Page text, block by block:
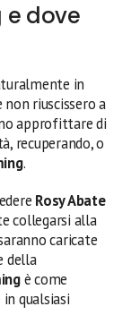
e dove
in
riuscissero a
approfittare di
recuperando, o
.
Rosy Abate
collegarsi alla
caricate
della
è come
qualsiasi